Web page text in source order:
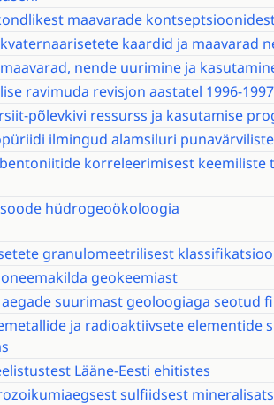
maavarade
kaardid ja maavarad
nende uurimine ja
ravimuda revisjon aastatel 1996-1997
põlevkivi ressurss ja kasutamise
ilmingud alamsiluri
korreleerimisest keemiliste
hüdrogeoökoloogia
granulomeetrilisest
geokeemiast
suurimast geoloogiaga seotud
ja radioaktiivsete elementide
Lääne-Eesti ehitistes
sulfiidsest